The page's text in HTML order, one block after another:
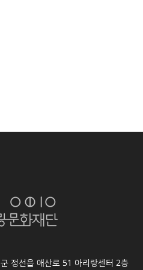
정선읍 애산로 51 아리랑센터 2층